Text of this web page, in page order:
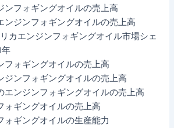
ンフォギングオイルの売上高
ンジンフォギングオイルの売上高
カエンジンフォギングオイル市場シェ
フォギングオイルの売上高
ジンフォギングオイルの売上高
エンジンフォギングオイルの売上高
ォギングオイルの売上高
ォギングオイルの生産能力